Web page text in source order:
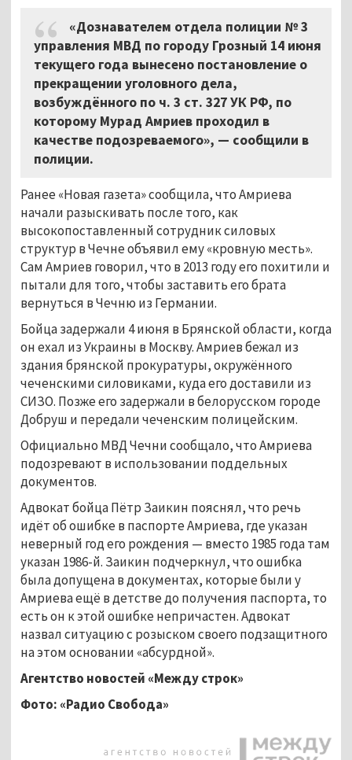
«Дознавателем отдела полиции № 3
управления МВД по городу Грозный 14 июня
текущего года вынесено постановление о
прекращении уголовного дела,
возбуждённого по ч. 3 ст. 327 УК РФ, по
которому Мурад Амриев проходил в
качестве подозреваемого», — сообщили в
полиции.
Ранее «Новая газета» сообщила, что Амриева
начали разыскивать после того, как
высокопоставленный сотрудник силовых
структур в Чечне объявил ему «кровную месть».
Сам Амриев говорил, что в 2013 году его похитили и
пытали для того, чтобы заставить его брата
вернуться в Чечню из Германии.
Бойца задержали 4 июня в Брянской области, когда
он ехал из Украины в Москву. Амриев бежал из
здания брянской прокуратуры, окружённого
чеченскими силовиками, куда его доставили из
СИЗО. Позже его задержали в белорусском городе
Добруш и передали чеченским полицейским.
Официально МВД Чечни сообщало, что Амриева
подозревают в использовании поддельных
документов.
Адвокат бойца Пётр Заикин пояснял, что речь
идёт об ошибке в паспорте Амриева, где указан
неверный год его рождения — вместо 1985 года там
указан 1986-й. Заикин подчеркнул, что ошибка
была допущена в документах, которые были у
Амриева ещё в детстве до получения паспорта, то
есть он к этой ошибке непричастен. Адвокат
назвал ситуацию с розыском своего подзащитного
на этом основании «абсурдной».
Агентство новостей «Между строк»
Фото: «Радио Свобода»